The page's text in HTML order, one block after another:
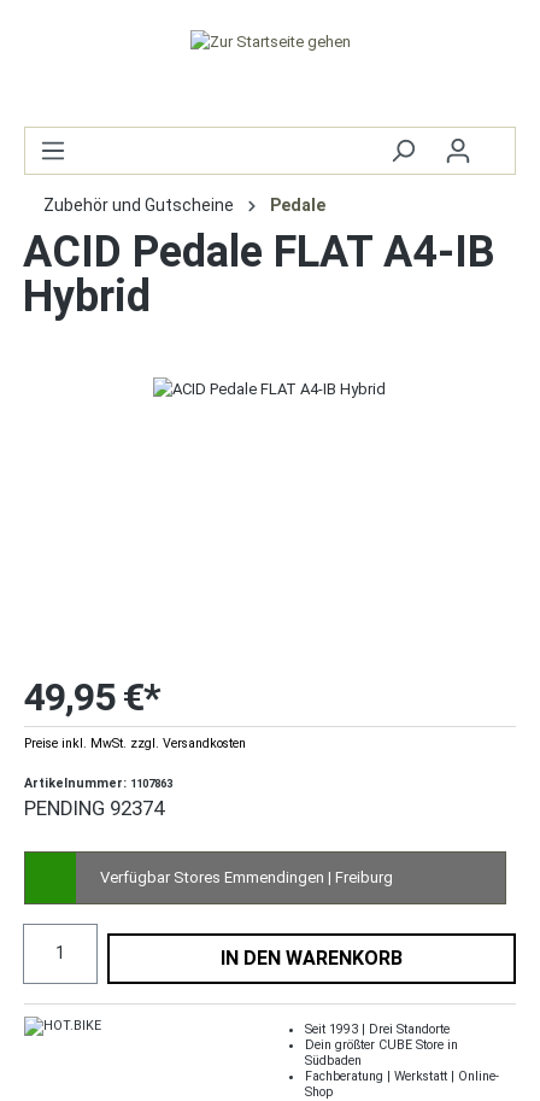
Zubehör und Gutscheine Pedale
ACID Pedale FLAT A4-IB
Hybrid
49,95 €*
Preise inkl. MwSt. zzgl. Versandkosten
Artikelnummer: 1107863
PENDING 92374
Verfügbar Stores Emmendingen | Freiburg
IN DEN WARENKORB
Seit 1993 | Drei Standorte
Dein größter CUBE Store in
Südbaden
Fachberatung | Werkstatt | Online-
Shop